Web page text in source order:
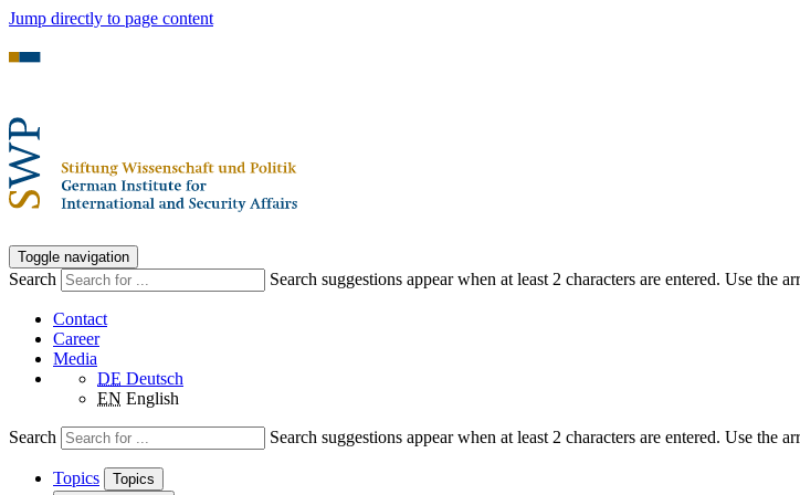
Jump directly to page content
Toggle navigation
Search Search suggestions appear when at least 2 characters are entered. Use the
Contact
Career
Media
DE Deutsch
EN English
Search Search suggestions appear when at least 2 characters are entered. Use the
Topics
Topics